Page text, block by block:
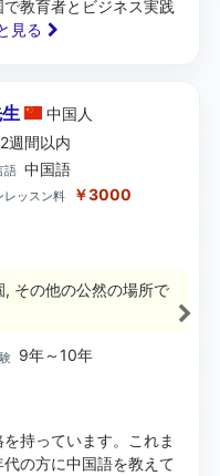
教育者とビジネス実践
見る
中国 人
2週間以内
語 中国語
レッスン料 ￥3000
その他の公然の場所で
9年～10年
持っています。これま
の方に中国語を教えて